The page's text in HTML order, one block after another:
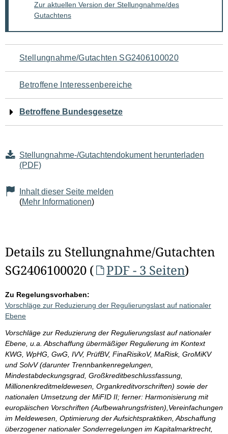
Zur aktuellen Version der Stellungnahme/des
Gutachtens
Navigation
für
den
Seiteninhalt
Stellungnahme/Gutachten SG2406100020
Betroffene Interessenbereiche
Betroffene Bundesgesetze
Stellungnahme-/Gutachtendokument herunterladen
(PDF)
Inhalt dieser Seite melden
(Mehr Informationen)
Details zu Stellungnahme/Gutachten
SG2406100020 (
PDF - 3 Seiten)
Zu Regelungsvorhaben:
Vorschläge zur Reduzierung der Regulierungslast auf nationaler
Ebene
Vorschläge zur Reduzierung der Regulierungslast auf nationaler
Ebene, u.a. Abschaffung übermäßiger Regulierung im Kontext
KWG, WpHG, GwG, IVV, PrüfBV, FinaRisikoV, MaRisk, GroMiKV
und SolvV (darunter Trennbankenregelungen,
Mindestabdeckungsgrad, Großkreditbeschlussfassung,
Millionenkreditmeldewesen, Organkreditvorschriften) sowie der
nationalen Umsetzung der MiFID II; ferner: Harmonisierung mit
europäischen Vorschriften (Aufbewahrungsfristen),Vereinfachungen
im Meldewesen, Optimierung der Aufsichtspraktiken, Abschaffung
überzogener nationaler Sonderregelungen im Kapitalmarktrecht,